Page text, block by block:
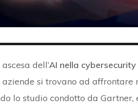
ascesa dell’AI nella cybersecurity
aziende si trovano ad affrontare
lo studio condotto da